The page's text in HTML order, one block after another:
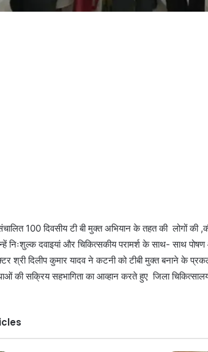
100 दिवसीय टी बी मुक्त अभियान के तहत की लोगों की
निःशुल्क दवाइयां और चिकित्सकीय परामर्श के साथ- साथ
श्री दिलीप कुमार यादव ने कटनी को टीबी मुक्त बनाने के
की सक्रिय सहभागिता का आव्हान करते हुए जिला